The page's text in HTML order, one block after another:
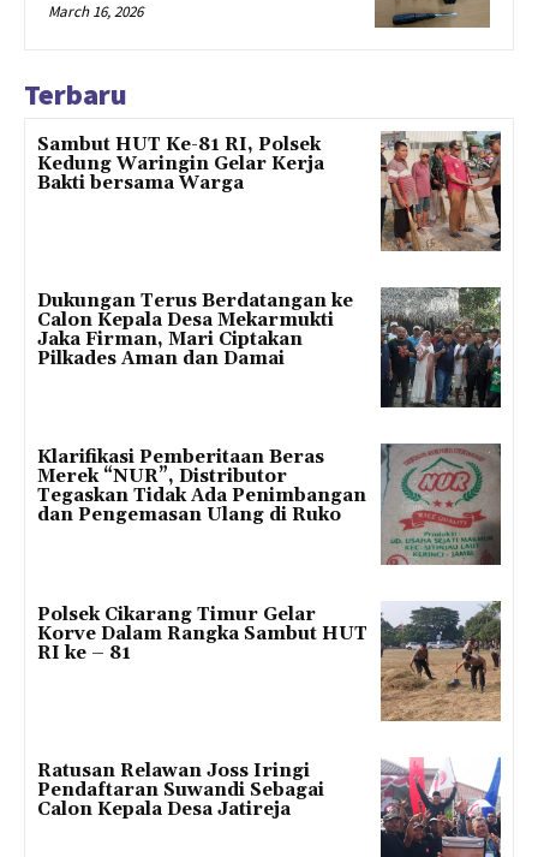
March 16, 2026
Terbaru
Sambut HUT Ke-81 RI, Polsek
Kedung Waringin Gelar Kerja
Bakti bersama Warga
Dukungan Terus Berdatangan ke
Calon Kepala Desa Mekarmukti
Jaka Firman, Mari Ciptakan
Pilkades Aman dan Damai
Klarifikasi Pemberitaan Beras
Merek “NUR”, Distributor
Tegaskan Tidak Ada Penimbangan
dan Pengemasan Ulang di Ruko
Polsek Cikarang Timur Gelar
Korve Dalam Rangka Sambut HUT
RI ke – 81
Ratusan Relawan Joss Iringi
Pendaftaran Suwandi Sebagai
Calon Kepala Desa Jatireja